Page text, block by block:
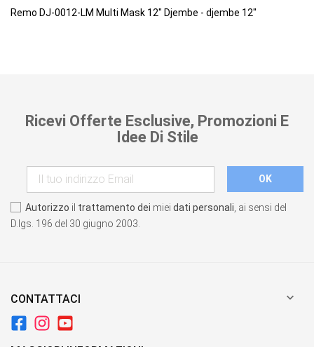
Remo DJ-0012-LM Multi Mask 12" Djembe - djembe 12"
Ricevi Offerte Esclusive, Promozioni E
Idee Di Stile
Autorizzo il trattamento dei miei dati personali , ai sensi del
D.lgs. 196 del 30 giugno 2003.
CONTATTACI 